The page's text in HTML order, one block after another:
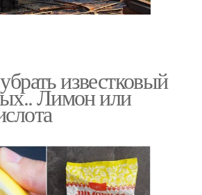
известковый
Лимон или